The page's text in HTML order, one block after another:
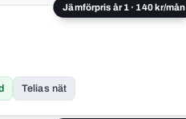
Jämförpris år 1 · 140 kr/mån
Telias nät